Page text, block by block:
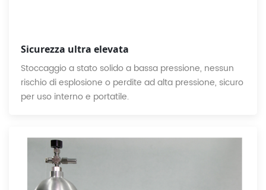
Sicurezza ultra elevata
Stoccaggio a stato solido a bassa pressione, nessun
rischio di esplosione o perdite ad alta pressione, sicuro
per uso interno e portatile.